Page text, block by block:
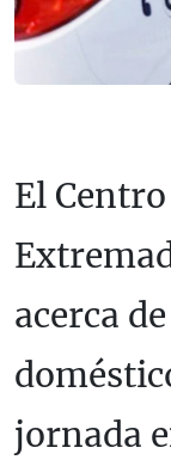
El
acerca
jornada